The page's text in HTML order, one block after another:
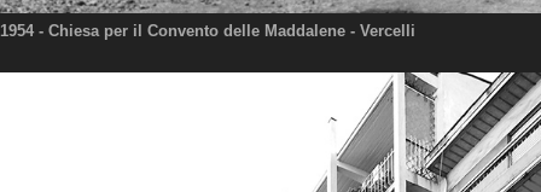
1954 - Chiesa per il Convento delle Maddalene - Vercelli